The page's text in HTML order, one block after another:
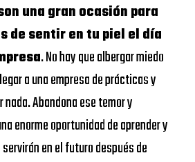
una gran ocasión para
de sentir en tu piel el día
. No hay que albergar miedo
a una empresa de prácticas y
Abandona ese temor y
enorme oportunidad de aprender y
en el futuro después de